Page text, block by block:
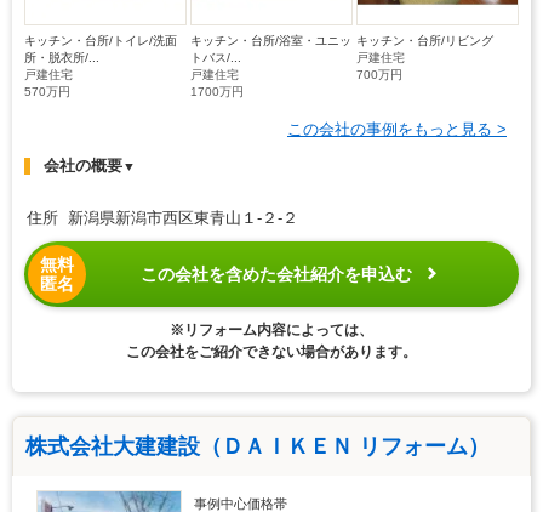
キッチン・台所/トイレ/洗面
所・脱衣所/...
戸建住宅
570万円
キッチン・台所/浴室・ユニッ
トバス/...
戸建住宅
1700万円
キッチン・台所/リビング
戸建住宅
700万円
この会社の事例をもっと見る >
会社の概要▼
住所 新潟県新潟市西区東青山１-２-２
無料
匿名
この会社を含めた会社紹介を申込む
※リフォーム内容によっては、
この会社をご紹介できない場合があります。
株式会社大建建設（ＤＡＩＫＥＮ リフォーム）
事例中心価格帯